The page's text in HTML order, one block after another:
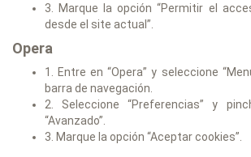
3. Marque la opción “Permitir el
desde el site actual”.
Opera
1. Entre en “Opera” y seleccione
barra de navegación.
2. Seleccione “Preferencias” y
“Avanzado”.
3. Marque la opción “Aceptar cookies”.